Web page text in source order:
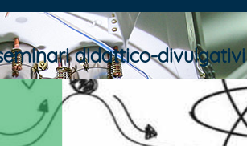
didattico-divulgativi